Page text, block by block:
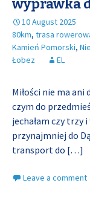
wyprawka
10 August 2025
80km, trasa
Kamień Pomorski,
Łobez
EL
Miłości nie ma ani
czym do
jechałam czy trzy
przynajmniej do
transport do […]
Leave a comment